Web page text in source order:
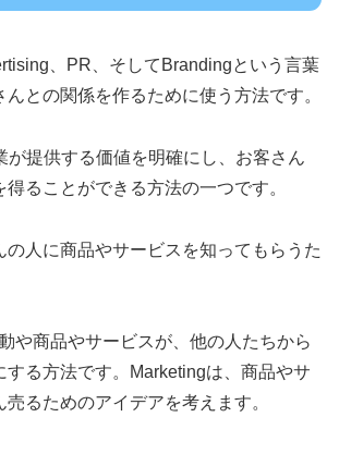
、PR、そしてBrandingという言葉
との関係を作るために使う方法です。
が提供する価値を明確にし、お客さん
ることができる方法の一つです。
の人に商品やサービスを知ってもらうた
や商品やサービスが、他の人たちから
する方法です。Marketingは、商品やサ
るためのアイデアを考えます。